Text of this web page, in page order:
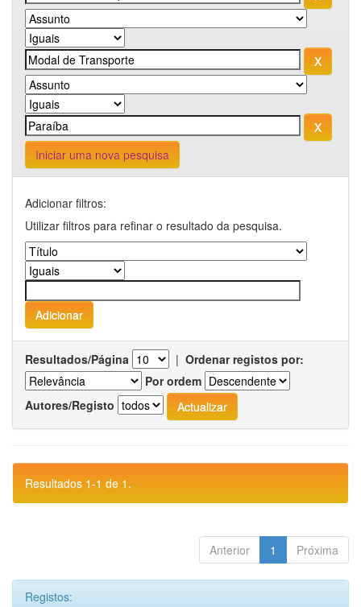
Iniciar uma nova pesquisa
Adicionar filtros:
Utilizar filtros para refinar o resultado da pesquisa.
Resultados/Página | Ordenar registos por:
Por ordem
Autores/Registo
Resultados 1-1 de 1.
Anterior 1 Próxima
Registos: